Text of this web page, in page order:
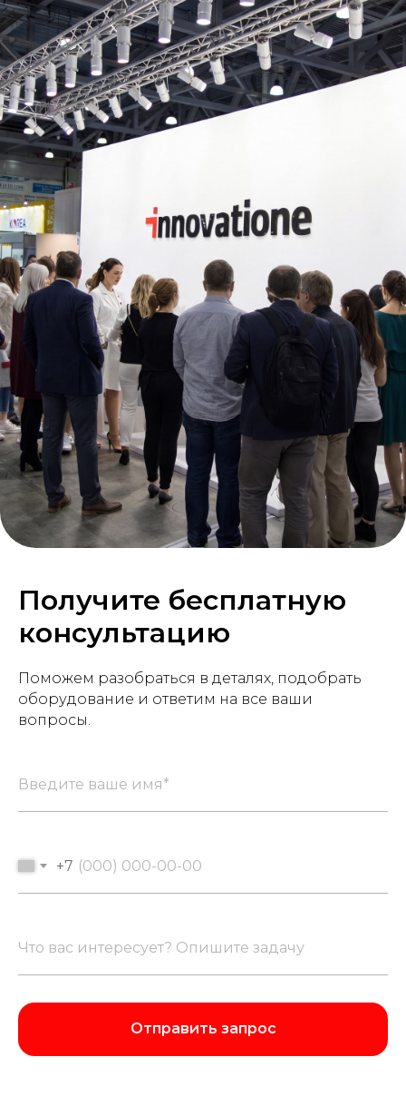
Получите бесплатную
консультацию
Поможем разобраться в деталях, подобрать
оборудование и ответим на все ваши
вопросы.
+7
Отправить запрос